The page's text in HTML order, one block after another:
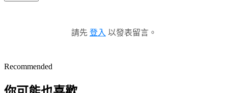
請先 登入 以發表留言。
Recommended